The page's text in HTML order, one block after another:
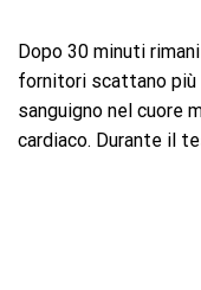
Dopo 30 minuti
fornitori scattano più
sanguigno nel cuore
cardiaco. Durante il